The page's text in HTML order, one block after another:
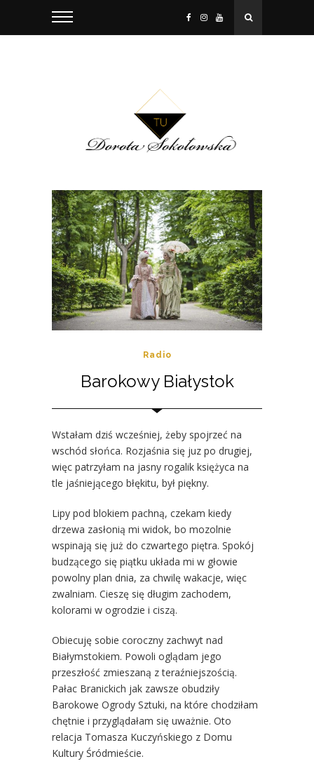
Radio
Barokowy Białystok
Wstałam dziś wcześniej, żeby spojrzeć na
wschód słońca. Rozjaśnia się juz po drugiej,
więc patrzyłam na jasny rogalik księżyca na
tle jaśniejącego błękitu, był piękny.
Lipy pod blokiem pachną, czekam kiedy
drzewa zasłonią mi widok, bo mozolnie
wspinają się już do czwartego piętra. Spokój
budzącego się piątku układa mi w głowie
powolny plan dnia, za chwilę wakacje, więc
zwalniam. Cieszę się długim zachodem,
kolorami w ogrodzie i ciszą.
Obiecuję sobie coroczny zachwyt nad
Białymstokiem. Powoli oglądam jego
przeszłość zmieszaną z teraźniejszością.
Pałac Branickich jak zawsze obudziły
Barokowe Ogrody Sztuki, na które chodziłam
chętnie i przyglądałam się uważnie. Oto
relacja Tomasza Kuczyńskiego z Domu
Kultury Śródmieście.